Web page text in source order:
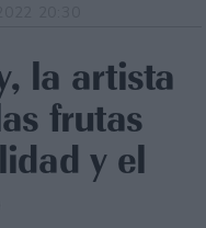
la artista
frutas
y el